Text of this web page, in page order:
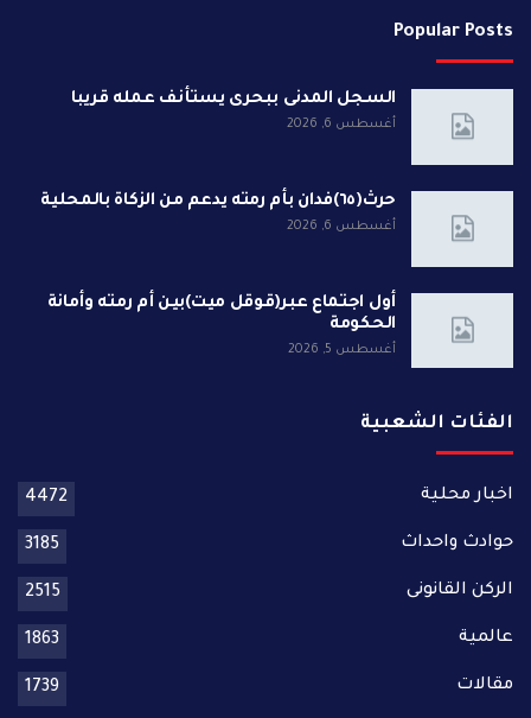
Popular Posts
السجل المدنى ببحرى يستأنف عمله قريبا
أغسطس 6, 2026
حرث(٦٥)فدان بأم رمته يدعم من الزكاة بالمحلية
أغسطس 6, 2026
أول اجتماع عبر(قوقل ميت)بين أم رمته وأمانة
الحكومة
أغسطس 5, 2026
الفئات الشعبية
اخبار محلية 4472
حوادث واحداث 3185
الركن القانونى 2515
عالمية 1863
مقالات 1739